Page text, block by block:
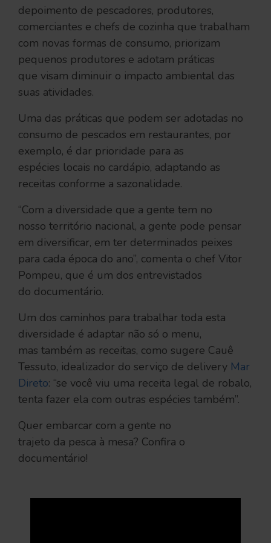
depoimento de pescadores, produtores,
comerciantes e chefs de cozinha que trabalham
com novas formas de consumo, priorizam
pequenos produtores e adotam práticas
que visam diminuir o impacto ambiental das
suas atividades.
Uma das práticas que podem ser adotadas no
consumo de pescados em restaurantes, por
exemplo, é dar prioridade para as
espécies locais no cardápio, adaptando as
receitas conforme a sazonalidade.
‘‘Com a diversidade que a gente tem no
nosso território nacional, a gente pode pensar
em diversificar, em ter determinados peixes
para cada época do ano’’, comenta o chef Vitor
Pompeu, que é um dos entrevistados
do documentário.
Um dos caminhos para trabalhar toda esta
diversidade é adaptar não só o menu,
mas também as receitas, como sugere Cauê
Tessuto, idealizador do serviço de delivery Mar
Direto: ‘‘se você viu uma receita legal de robalo,
tenta fazer ela com outras espécies também’’.
Quer embarcar com a gente no
trajeto da pesca à mesa? Confira o
documentário!